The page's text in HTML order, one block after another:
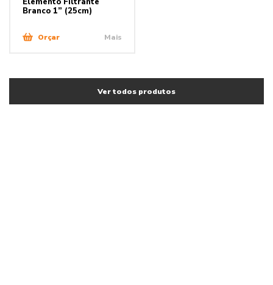
Branco 1” (25cm)
Mais
Orçar
Ver todos produtos